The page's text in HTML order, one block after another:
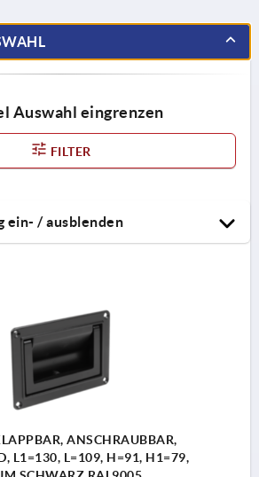
Auswahl eingrenzen
FILTER
ein- / ausblenden
ANSCHRAUBBAR,
L1=130, L=109, H=91, H1=79,